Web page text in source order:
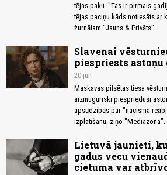
tējas paku. "Tas ir pirmais
tējas paciņu kāds notiesāts ar
žurnālam "Jauns & Privāts".
Slavenai
piespriests astoņu
20.jun
Maskavas pilsētas tiesa
aizmuguriski piespriedusi
apsūdzībās par "nacisma
izplatīšanu, ziņo "Mediazona".
Lietuvā jaunieti,
gadus vecu
cietuma var